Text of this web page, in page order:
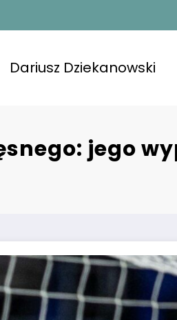
Dariusz Dziekanowski
jego